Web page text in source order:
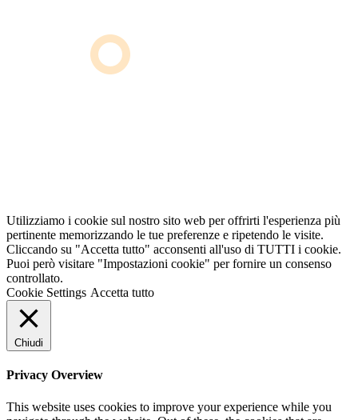
Utilizziamo i cookie sul nostro sito web per offrirti l'esperienza più
pertinente memorizzando le tue preferenze e ripetendo le visite.
Cliccando su "Accetta tutto" acconsenti all'uso di TUTTI i cookie.
Puoi però visitare "Impostazioni cookie" per fornire un consenso
controllato.
Cookie Settings Accetta tutto
Chiudi
Privacy Overview
This website uses cookies to improve your experience while you